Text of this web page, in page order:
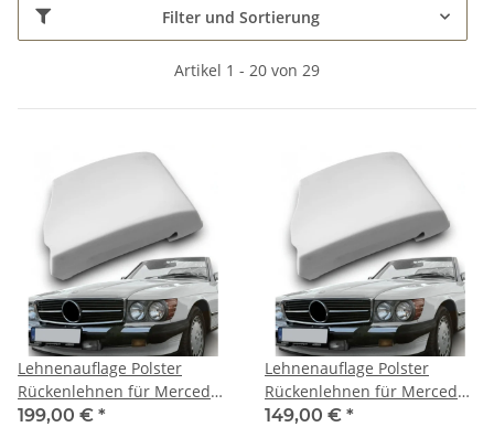
Filter und Sortierung
Artikel 1 - 20 von 29
Lehnenauflage Polster
Rückenlehnen für Mercedes
R107 ab1985
199,00 € *
Lehnenauflage Polster
Rückenlehnen für Mercedes
R107 C107 bis 1985
149,00 € *